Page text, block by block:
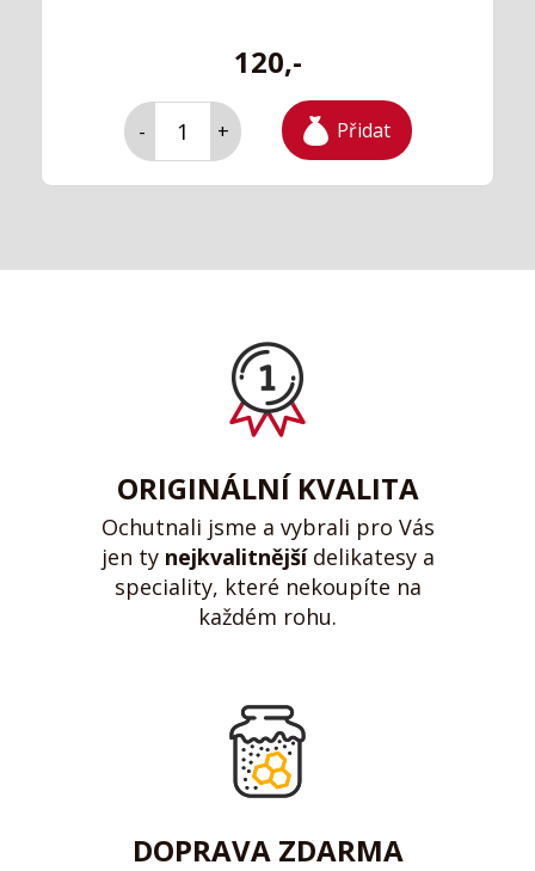
120,-
- + Přidat
ORIGINÁLNÍ KVALITA
Ochutnali jsme a vybrali pro Vás
jen ty nejkvalitnějšídelikatesy a
speciality, které nekoupíte na
každém rohu.
DOPRAVA ZDARMA